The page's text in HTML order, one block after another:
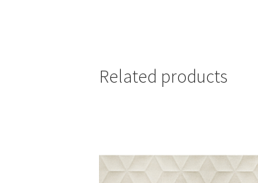
Related products